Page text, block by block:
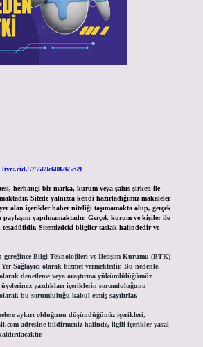
herhangi bir marka, kurum veya şahıs şirketi ile
Sitede yalnızca kendi hazırladığımız makaleler
alan içerikler haber niteliği taşımamakta olup, gerçek
yapılmamaktadır. Gerçek kurum ve kişiler ile
tesadüfidir. Sitemizdeki bilgiler taslak halindedir ve
gereğince Bilgi Teknolojileri ve İletişim Kurumu (BTK)
Sağlayıcı olarak hizmet vermektedir. Bu nedenle,
denetleme veya araştırma yükümlülüğümüz
yazdıkları içeriklerin sorumluluğunu
bu sorumluluğu kabul etmiş sayılırlar.
aykırı olduğunu düşündüğünüz içerikleri,
adresine bildirmeniz halinde, ilgili içerikler yasal